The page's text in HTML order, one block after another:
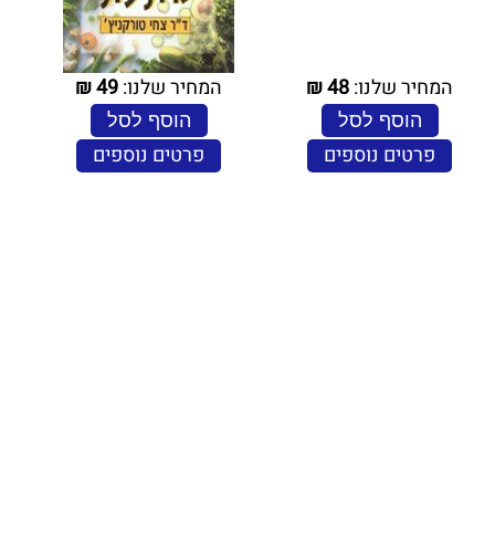
המחיר שלנו:48
₪
הוסף לסל
פרטים נוספים
המחיר שלנו:49
₪
הוסף לסל
פרטים נוספים